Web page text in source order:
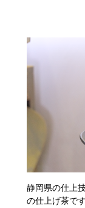
静岡県の仕上
の仕上げ茶で